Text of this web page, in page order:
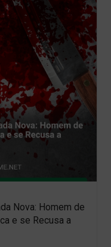
Nova: Homem de
e se Recusa a